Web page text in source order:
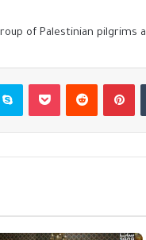
of Palestinian pilgrims
بينتيريست بوكيت